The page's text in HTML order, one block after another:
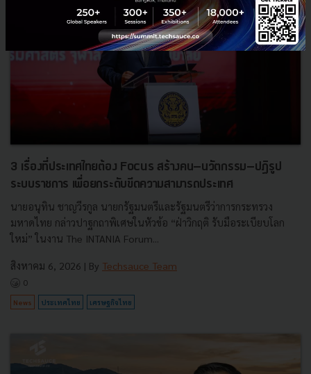
3 เรื่องที่ประเทศไทยต้อง Focus สร้างคน–นวัตกรรม–ปฏิรูป
ระบบราชการ เพื่อยกระดับขีดความสามารถประเทศ
นายอนุทิน ชาญวีรกูล นายกรัฐมนตรีและรัฐมนตรีว่าการกระทรวง
มหาดไทย กล่าวปาฐกถาพิเศษในหัวข้อ “ฝ่าวิกฤติ รับมือระเบียบโลก
ใหม่” ในงาน The INTANIA Forum...
สิงหาคม 6, 2026 | By Techsauce Team
0
News ประเทศไทย เศรษฐกิจไทย